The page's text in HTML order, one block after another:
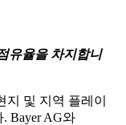
유율을 차지합니
및 지역 플레이
Bayer AG와